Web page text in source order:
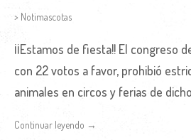
> Notimascotas
¡¡Estamos de fiesta!! El congreso
con 22 votos a favor, prohibió
animales en circos y ferias de
Continuar leyendo →